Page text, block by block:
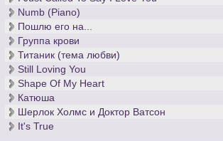
Numb (Piano)
Пошлю его на...
Группа крови
Титаник (тема любви)
Still Loving You
Shape Of My Heart
Катюша
Шерлок Холмс и Доктор Ватсон
It's True